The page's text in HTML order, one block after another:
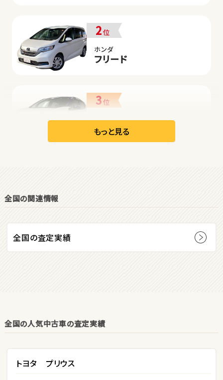
2位
ホンダ
フリード
3位
日産
リーフ
ダイハツ
3位
もっと見る
全国の関連情報
全国の査定実績
全国の人気中古車の査定実績
トヨタ プリウス